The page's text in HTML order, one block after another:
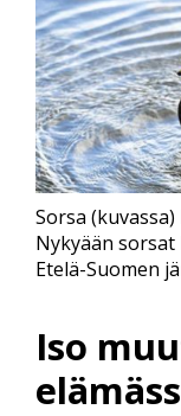
Iso
Sorsa
Nykyään
Etelä-Suomen